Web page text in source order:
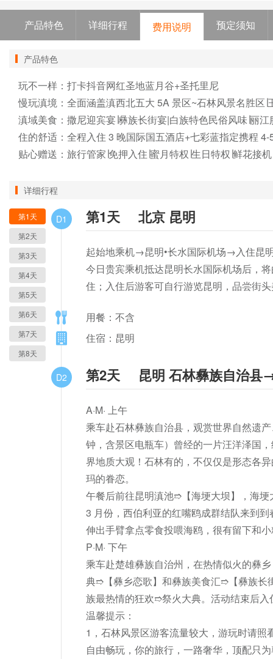
产品特色 详细行程 费用说明 预定须知
产品特色
玩不一样：打卡抖音网红圣地蓝月谷+圣托里尼
慢玩滇境：全面涵盖滇西北五大 5A 景区~石林风景名胜区
滇域美食：撒尼迎宾宴∣彝族长街宴|白族特色民俗风味∣丽江
住的舒适：全程入住 3 晚国际国五酒店+七彩蓝指定携程 4-
贴心赠送：旅行管家∣免押入住∣蜜月特权∣生日特权∣鲜花接
详细行程
第1天
第2天
第3天
第4天
第5天
第6天
第7天
第8天
D1 第1天 北京 昆明
起始地乘机→昆明•长水国际机场→入住昆
今日贵宾乘机抵达昆明长水国际机场后，
住；入住后游客可自行游览昆明，品尝街
用餐：不含
住宿：昆明
D2 第2天 昆明 石林彝族自治县
A·M· 上午
乘车赴石林彝族自治县，观赏世界自然遗
钟，含景区电瓶车）曾经的一片汪洋泽国
界地质大观！石林有的，不仅仅是形态各
玛的眷恋。
午餐后前往昆明滇池➱【海埂大坝】，海
3 月份，西伯利亚的红嘴鸥成群结队来到
伸出手臂拿点零食投喂海鸥，很有留下和
P·M· 下午
乘车赴楚雄彝族自治州，在热情似火的彝
典➱【彝乡恋歌】和彝族美食汇➱【彝族长
族最热情的狂欢➱祭火大典。活动结束后
温馨提示：
1，石林风景区游客流量较大，游玩时请
自由畅玩，你的旅行，一路奢华，顶配只